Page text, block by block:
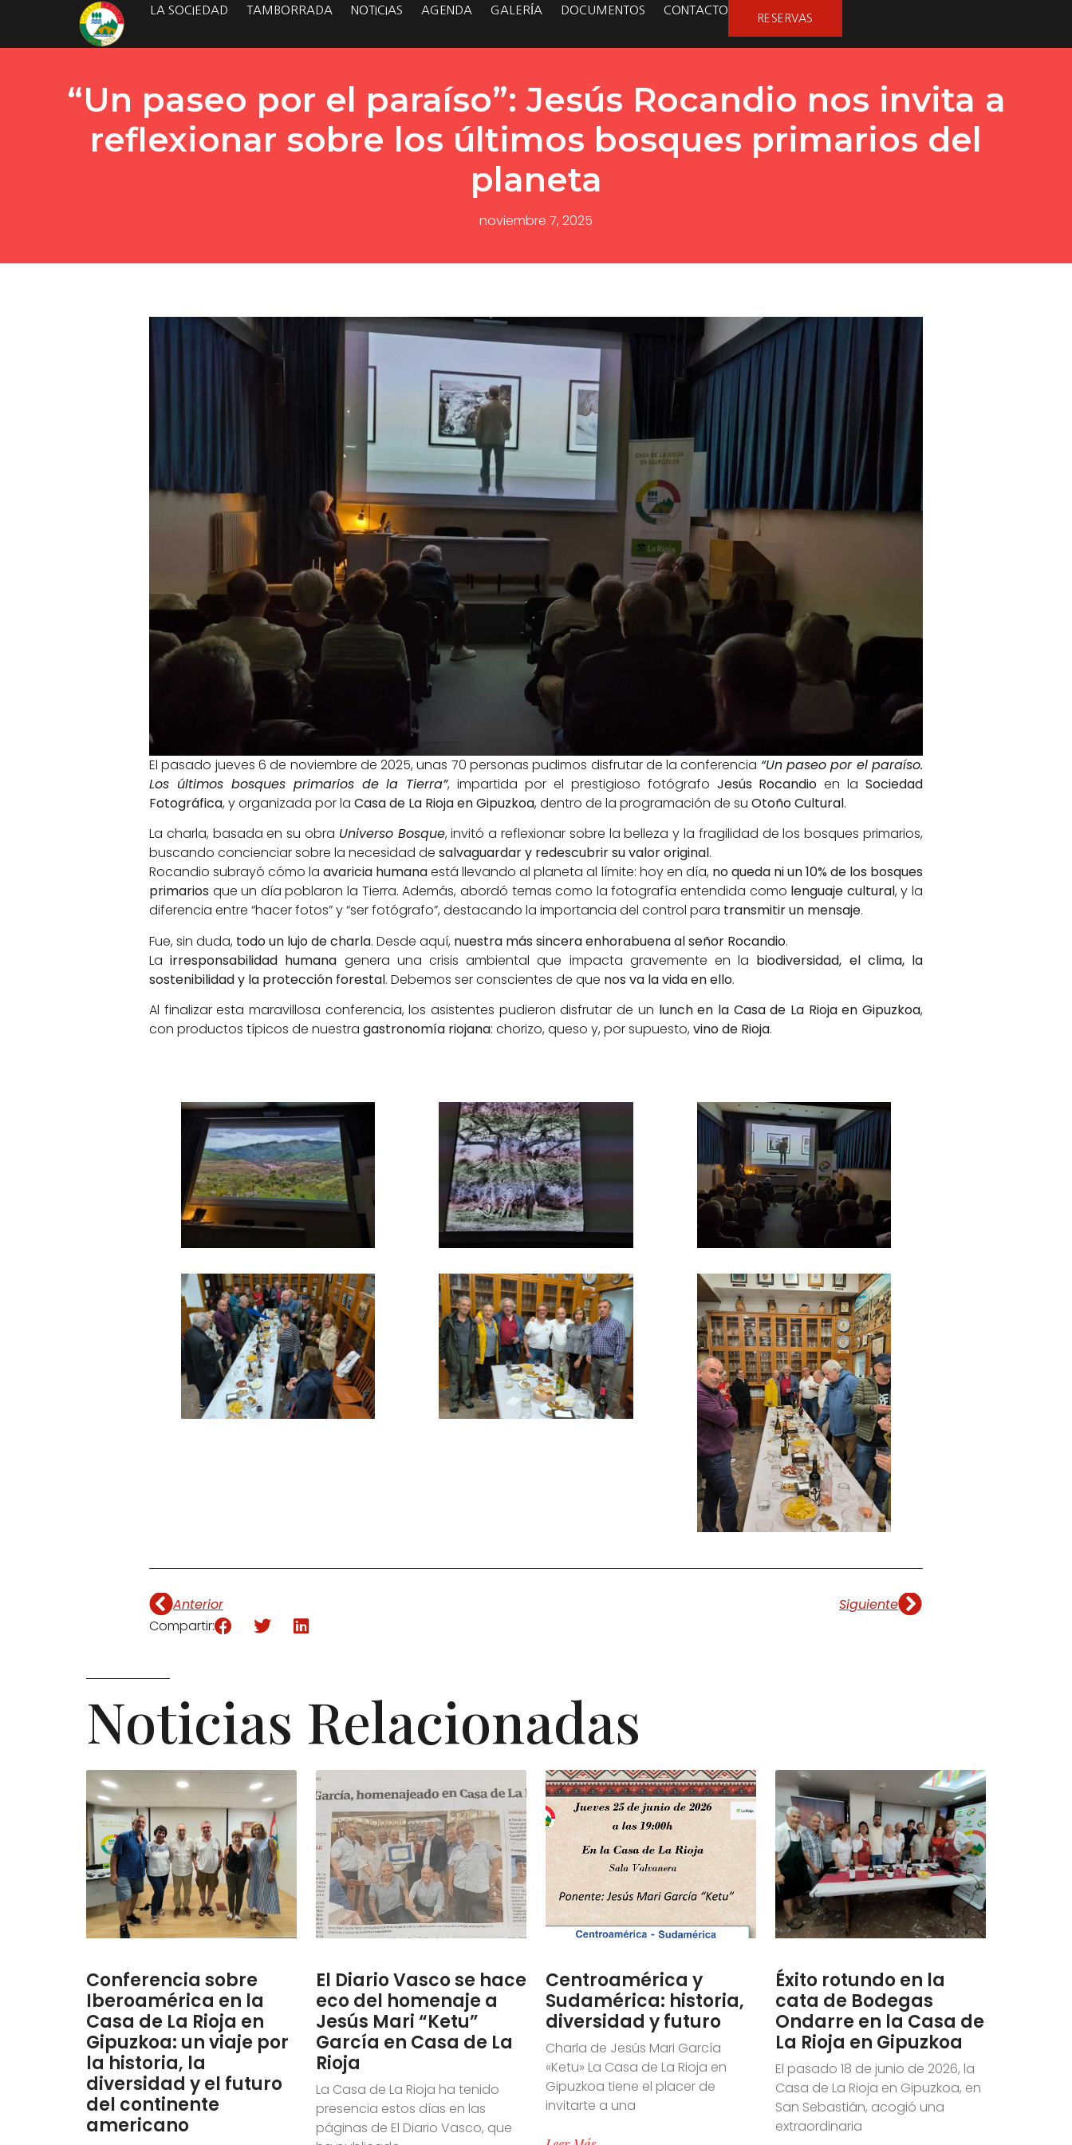
LA SOCIEDAD TAMBORRADA NOTICIAS AGENDA GALERÍA DOCUMENTOS CONTACTO
RESERVAS
“Un paseo por el paraíso”: Jesús Rocandio nos invita a
reflexionar sobre los últimos bosques primarios del
planeta
noviembre 7, 2025
El pasado jueves 6 de noviembre de 2025, unas 70 personas pudimos disfrutar de la conferencia “Un paseo por el paraíso.
Los últimos bosques primarios de la Tierra”, impartida por el prestigioso fotógrafo Jesús Rocandio en la Sociedad
Fotográfica, y organizada por la Casa de La Rioja en Gipuzkoa, dentro de la programación de su Otoño Cultural.
La charla, basada en su obra Universo Bosque, invitó a reflexionar sobre la belleza y la fragilidad de los bosques primarios,
buscando concienciar sobre la necesidad de salvaguardar y redescubrir su valor original.
Rocandio subrayó cómo laavaricia humanaestá llevando al planeta al límite: hoy en día, no queda ni un 10% de los bosques
primarios que un día poblaron la Tierra. Además, abordó temas como la fotografía entendida como lenguaje cultural, y la
diferencia entre “hacer fotos” y “ser fotógrafo”, destacando la importancia del control para transmitir un mensaje.
Fue, sin duda, todo un lujo de charla. Desde aquí, nuestra más sincera enhorabuena al señor Rocandio.
Lairresponsabilidad humana genera una crisis ambiental que impacta gravemente en la biodiversidad, el clima, la
sostenibilidad y la protección forestal. Debemos ser conscientes de que nos va la vida en ello.
Al finalizar esta maravillosa conferencia, los asistentes pudieron disfrutar de un lunch en la Casa de La Rioja en Gipuzkoa,
con productos típicos de nuestra gastronomía riojana: chorizo, queso y, por supuesto, vino de Rioja.
Anterior
Siguiente
Compartir:
Noticias Relacionadas
Conferencia sobre
Iberoamérica en la
Casa de La Rioja en
Gipuzkoa: un viaje por
la historia, la
diversidad y el futuro
del continente
americano
El Diario Vasco se hace
eco del homenaje a
Jesús Mari “Ketu”
García en Casa de La
Rioja
La Casa de La Rioja ha tenido
presencia estos días en las
páginas de El Diario Vasco, que
Centroamérica y
Sudamérica: historia,
diversidad y futuro
Charla de Jesús Mari García
«Ketu» La Casa de La Rioja en
Gipuzkoa tiene el placer de
invitarte a una
Éxito rotundo en la
cata de Bodegas
Ondarre en la Casa de
La Rioja en Gipuzkoa
El pasado 18 de junio de 2026, la
Casa de La Rioja en Gipuzkoa, en
San Sebastián, acogió una
extraordinaria